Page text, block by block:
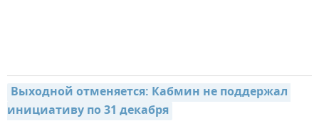
Выходной отменяется: Кабмин не поддержал
инициативу по 31 декабря